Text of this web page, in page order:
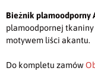
Bieżnik plamoodporny
plamoodpornej tkaniny
motywem liści akantu.
Do kompletu zamów